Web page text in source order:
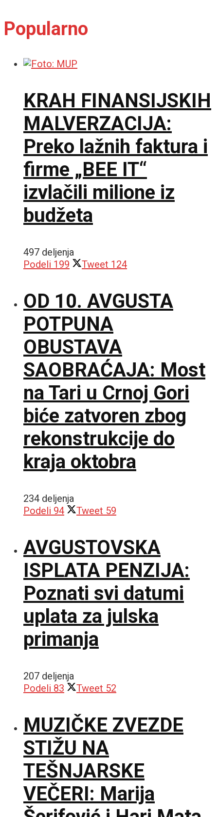
Popularno
KRAH FINANSIJSKIH
MALVERZACIJA:
Preko lažnih faktura i
firme „BEE IT“
izvlačili milione iz
budžeta
497 deljenja
Podeli 199 Tweet 124
OD 10. AVGUSTA
POTPUNA
OBUSTAVA
SAOBRAĆAJA: Most
na Tari u Crnoj Gori
biće zatvoren zbog
rekonstrukcije do
kraja oktobra
234 deljenja
Podeli 94 Tweet 59
AVGUSTOVSKA
ISPLATA PENZIJA:
Poznati svi datumi
uplata za julska
primanja
207 deljenja
Podeli 83 Tweet 52
MUZIČKE ZVEZDE
STIŽU NA
TEŠNJARSKE
VEČERI: Marija